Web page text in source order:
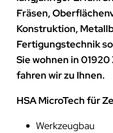
Fräsen,
Konstruktion,
Fertigungstechnik
Sie wohnen in 01920
fahren wir zu Ihnen.
HSA MicroTech für
Werkzeugbau